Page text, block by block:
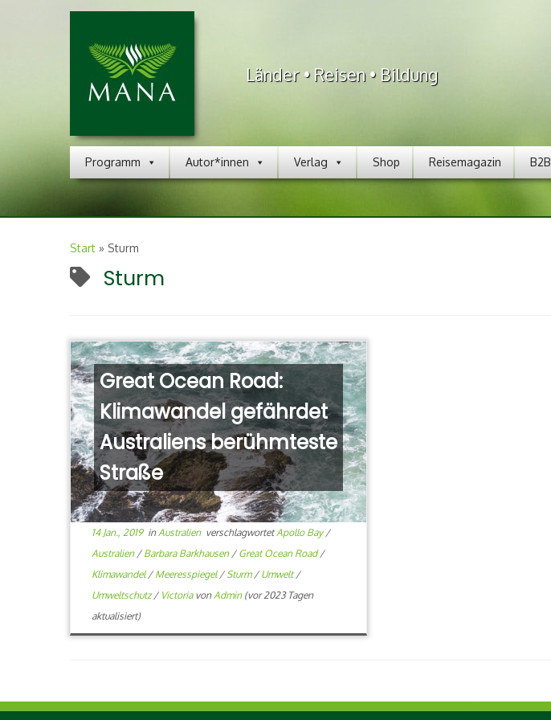
Länder • Reisen • Bildung
Programm Autor*innen Verlag Shop Reisemagazin B2B
Start » Sturm
Sturm
Great Ocean Road:
Klimawandel gefährdet
Australiens berühmteste
Straße
14 Jan., 2019in Australien verschlagwortetApollo Bay/
Australien / Barbara Barkhausen / Great Ocean Road/
Klimawandel / Meeresspiegel / Sturm / Umwelt/
Umweltschutz/ Victoria von Admin(vor 2023 Tagen
aktualisiert)